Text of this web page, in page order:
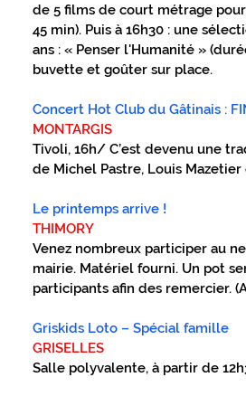
de 5 films de court métrage
45 min). Puis à 16h30 : une
ans : « Penser l'Humanité »
buvette et goûter sur place.
Concert Hot Club du Gâtinais :
MONTARGIS
Tivoli, 16h/ C’est devenu une
de Michel Pastre, Louis
Le printemps arrive !
THIMORY
Venez nombreux participer au
mairie. Matériel fourni. Un pot
participants afin des remercier.
Griskids Loto – Spécial famille
GRISELLES
Salle polyvalente, à partir de